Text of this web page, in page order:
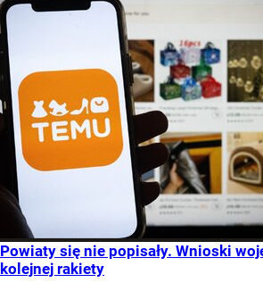
Powiaty się nie popisały. Wnioski
kolejnej rakiety